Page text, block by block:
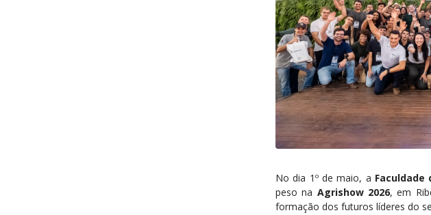
No dia 1º de maio, a
peso na Agrishow 2026, em
formação dos futuros líderes do